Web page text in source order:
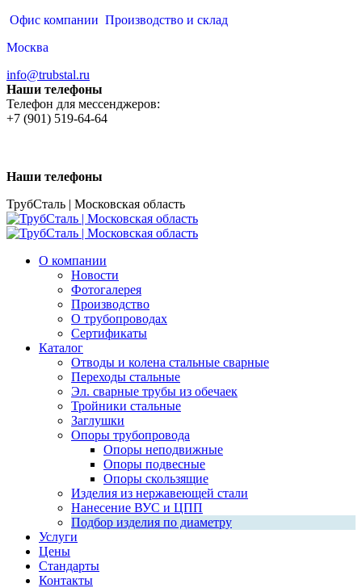
Перейти
содержанию
Офис компании Производство и склад
Москва
info@trubstal.ru
Наши телефоны
Телефон для мессенджеров:
+7 (901) 519-64-64
Наши телефоны
ТрубСталь | Московская область
О компании
Новости
Фотогалерея
Производство
О трубопроводах
Сертификаты
Каталог
Отводы и колена стальные сварные
Переходы стальные
Эл. сварные трубы из обечаек
Тройники стальные
Заглушки
Опоры трубопровода
Опоры неподвижные
Опоры подвесные
Опоры скользящие
Изделия из нержавеющей стали
Нанесение ВУС и ЦПП
Подбор изделия по диаметру
Услуги
Цены
Стандарты
Контакты